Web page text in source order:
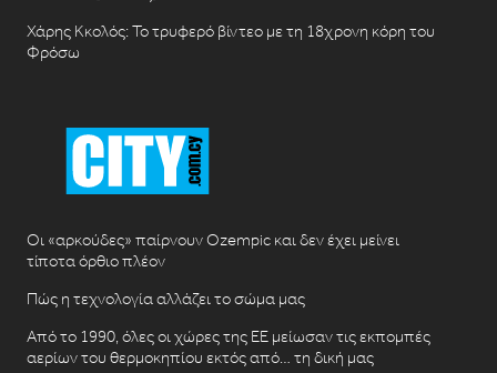
Χάρης Κκολός: Το τρυφερό βίντεο με τη 18χρονη κόρη του
Φρόσω
Οι «αρκούδες» παίρνουν Ozempic και δεν έχει μείνει
τίποτα όρθιο πλέον
Πώς η τεχνολογία αλλάζει το σώμα μας
Από το 1990, όλες οι χώρες της ΕΕ μείωσαν τις εκπομπές
αερίων του θερμοκηπίου εκτός από… τη δική μας